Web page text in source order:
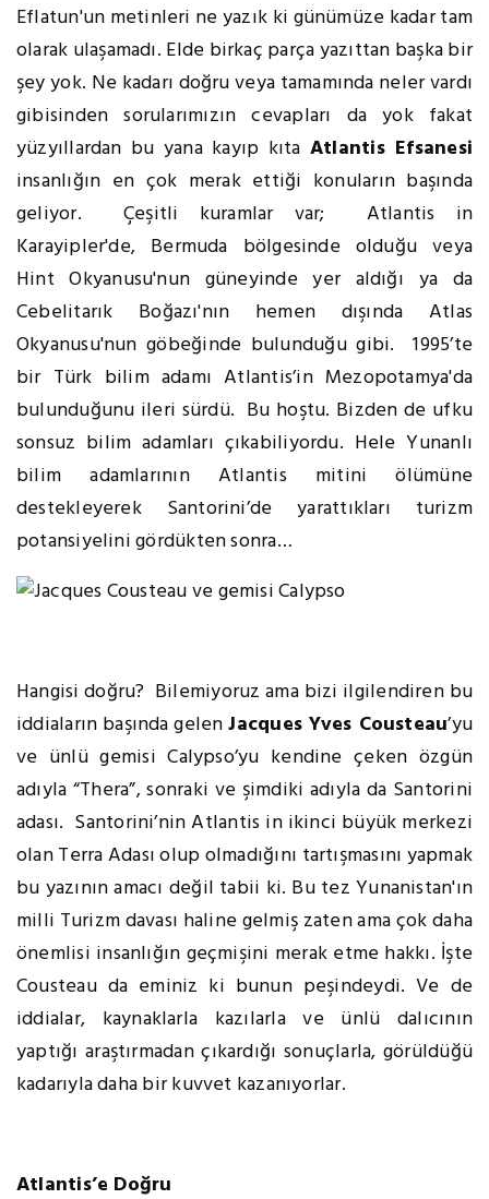
Eflatun'un metinleri ne yazık ki günümüze kadar tam
olarak ulaşamadı. Elde birkaç parça yazıttan başka bir
şey yok. Ne kadarı doğru veya tamamında neler vardı
gibisinden sorularımızın cevapları da yok fakat
yüzyıllardan bu yana kayıp kıtaAtlantis Efsanesi
insanlığın en çok merak ettiği konuların başında
geliyor. Çeşitli kuramlar var; Atlantis in
Karayipler'de, Bermuda bölgesinde olduğu veya
Hint Okyanusu'nun güneyinde yer aldığı ya da
Cebelitarık Boğazı'nın hemen dışında Atlas
Okyanusu'nun göbeğinde bulunduğu gibi. 1995’te
bir Türk bilim adamı Atlantis’in Mezopotamya'da
bulunduğunu ileri sürdü. Bu hoştu. Bizden de ufku
sonsuz bilim adamları çıkabiliyordu. Hele Yunanlı
bilim adamlarının Atlantis mitini ölümüne
destekleyerek Santorini’de yarattıkları turizm
potansiyelini gördükten sonra…
Hangisi doğru? Bilemiyoruz ama bizi ilgilendiren bu
iddiaların başında gelenJacques Yves Cousteau’yu
ve ünlü gemisi Calypso’yu kendine çeken özgün
adıyla “Thera”, sonraki ve şimdiki adıyla da Santorini
adası. Santorini’nin Atlantis in ikinci büyük merkezi
olan Terra Adası olup olmadığını tartışmasını yapmak
bu yazının amacı değil tabii ki. Bu tez Yunanistan'ın
milli Turizm davası haline gelmiş zaten ama çok daha
önemlisi insanlığın geçmişini merak etme hakkı. İşte
Cousteau da eminiz ki bunun peşindeydi. Ve de
iddialar, kaynaklarla kazılarla ve ünlü dalıcının
yaptığı araştırmadan çıkardığı sonuçlarla, görüldüğü
kadarıyla daha bir kuvvet kazanıyorlar.
Atlantis’e Doğru